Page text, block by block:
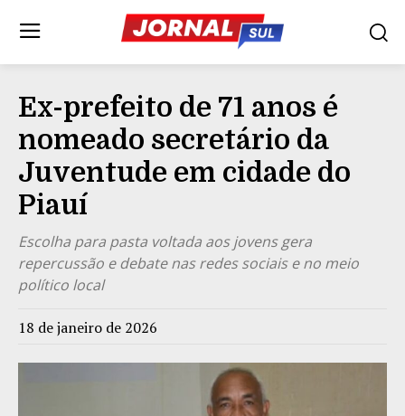
Ex-prefeito de 71 anos é
nomeado secretário da
Juventude em cidade do
Piauí
Escolha para pasta voltada aos jovens gera
repercussão e debate nas redes sociais e no meio
político local
18 de janeiro de 2026